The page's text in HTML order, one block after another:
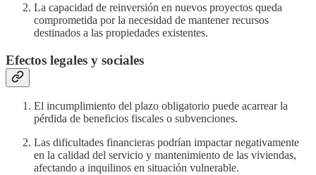
La capacidad de reinversión en nuevos proyectos queda
comprometida por la necesidad de mantener recursos
destinados a las propiedades existentes.
Efectos legales y sociales
El incumplimiento del plazo obligatorio puede acarrear la
pérdida de beneficios fiscales o subvenciones.
Las dificultades financieras podrían impactar negativamente
en la calidad del servicio y mantenimiento de las viviendas,
afectando a inquilinos en situación vulnerable.